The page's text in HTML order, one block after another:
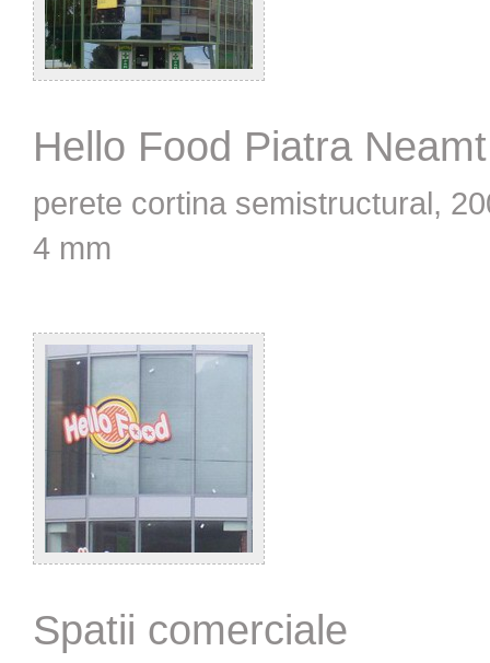
Hello Food Piatra Neamt
perete cortina semistructural,
4 mm
Spatii comerciale